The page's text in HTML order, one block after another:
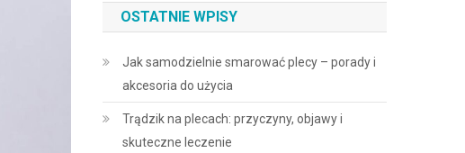
OSTATNIE WPISY
Jak samodzielnie smarować plecy – porady i
akcesoria do użycia
Trądzik na plecach: przyczyny, objawy i
skuteczne leczenie